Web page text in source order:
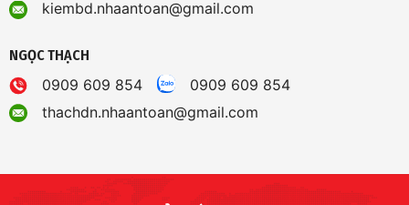
kiembd.nhaantoan@gmail.com
NGỌC THẠCH
0909 609 854
0909 609 854
thachdn.nhaantoan@gmail.com